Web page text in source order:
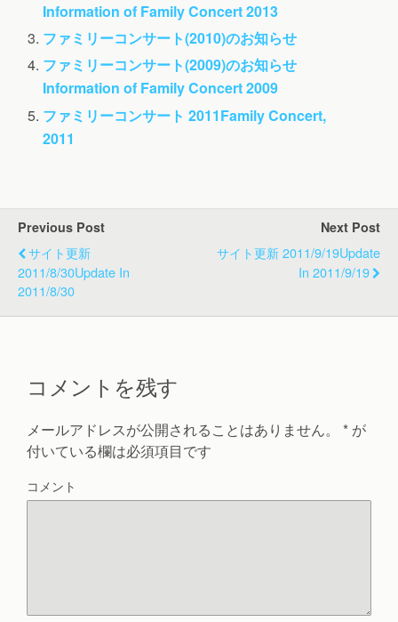
Information of Family Concert 2013
ファミリーコンサート(2010)のお知らせ
ファミリーコンサート(2009)のお知らせ
Information of Family Concert 2009
ファミリーコンサート 2011Family Concert,
2011
Previous Post
サイト更新
2011/8/30Update In
2011/8/30
Next Post
サイト更新 2011/9/19Update
In 2011/9/19
コメントを残す
メールアドレスが公開されることはありません。 * が
付いている欄は必須項目です
コメント